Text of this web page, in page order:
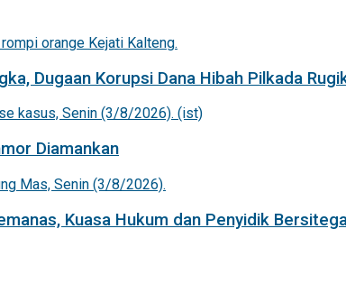
Dugaan Korupsi Dana Hibah Pilkada
Diamankan
Kuasa Hukum dan Penyidik